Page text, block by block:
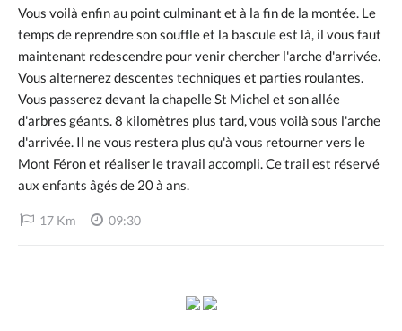
Vous voilà enfin au point culminant et à la fin de la montée. Le
temps de reprendre son souffle et la bascule est là, il vous faut
maintenant redescendre pour venir chercher l'arche d'arrivée.
Vous alternerez descentes techniques et parties roulantes.
Vous passerez devant la chapelle St Michel et son allée
d'arbres géants. 8 kilomètres plus tard, vous voilà sous l'arche
d'arrivée. Il ne vous restera plus qu'à vous retourner vers le
Mont Féron et réaliser le travail accompli. Ce trail est réservé
aux enfants âgés de 20 à ans.
17 Km 09:30